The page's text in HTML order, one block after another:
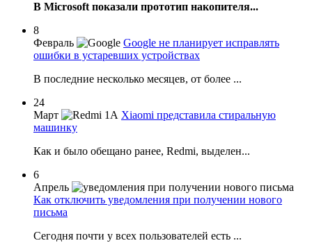
В Microsoft показали прототип накопителя...
8
Февраль
Google не планирует исправлять
ошибки в устаревших устройствах
В последние несколько месяцев, от более ...
24
Март
Xiaomi представила стиральную
машинку
Как и было обещано ранее, Redmi, выделен...
6
Апрель
Как отключить уведомления при получении нового
письма
Сегодня почти у всех пользователей есть ...